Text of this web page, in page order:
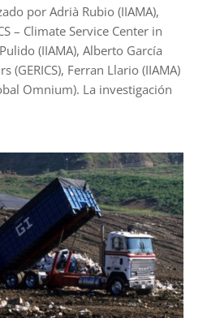
por Adrià Rubio (IIAMA),
– Climate Service Center in
(IIAMA), Alberto García
(GERICS), Ferran Llario (IIAMA)
Omnium). La investigación